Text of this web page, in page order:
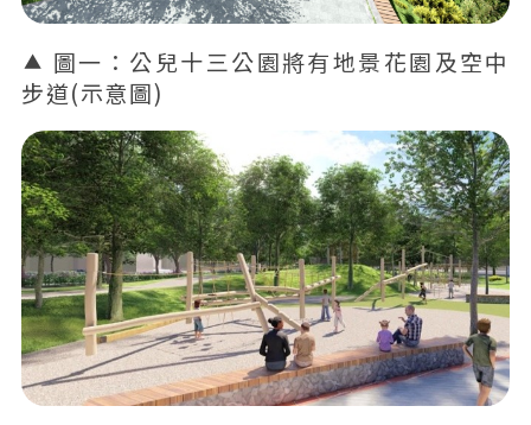
圖一：公兒十三公園將有地景花園及空中
步道(示意圖)